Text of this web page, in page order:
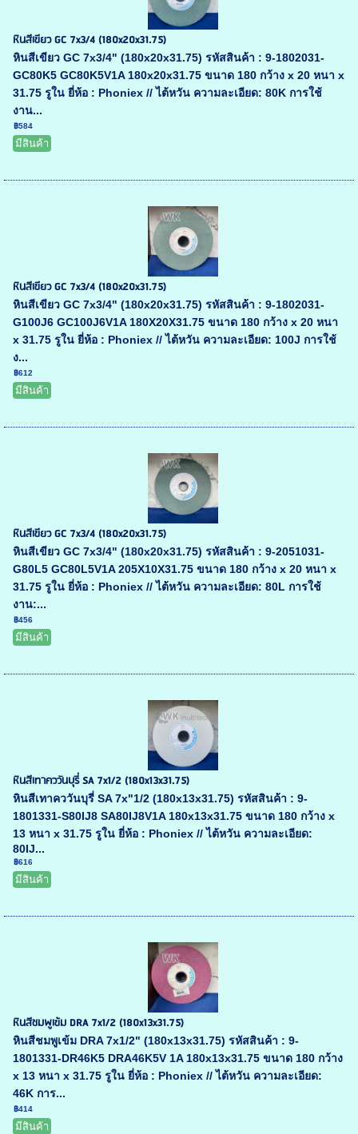
หินสีเขียว GC 7x3/4 (180x20x31.75)
หินสีเขียว GC 7x3/4" (180x20x31.75) รหัสสินค้า : 9-1802031-
GC80K5 GC80K5V1A 180x20x31.75 ขนาด 180 กว้าง x 20 หนา x
31.75 รูใน ยี่ห้อ : Phoniex // ไต้หวัน ความละเอียด: 80K การใช้
งาน...
฿584
มีสินค้า
หินสีเขียว GC 7x3/4 (180x20x31.75)
หินสีเขียว GC 7x3/4" (180x20x31.75) รหัสสินค้า : 9-1802031-
G100J6 GC100J6V1A 180X20X31.75 ขนาด 180 กว้าง x 20 หนา
x 31.75 รูใน ยี่ห้อ : Phoniex // ไต้หวัน ความละเอียด: 100J การใช้
ง...
฿612
มีสินค้า
หินสีเขียว GC 7x3/4 (180x20x31.75)
หินสีเขียว GC 7x3/4" (180x20x31.75) รหัสสินค้า : 9-2051031-
G80L5 GC80L5V1A 205X10X31.75 ขนาด 180 กว้าง x 20 หนา x
31.75 รูใน ยี่ห้อ : Phoniex // ไต้หวัน ความละเอียด: 80L การใช้
งาน:...
฿456
มีสินค้า
หินสีเทาคววันบุรี่ SA 7x1/2 (180x13x31.75)
หินสีเทาคววันบุรี่ SA 7x"1/2 (180x13x31.75) รหัสสินค้า : 9-
1801331-S80IJ8 SA80IJ8V1A 180x13x31.75 ขนาด 180 กว้าง x
13 หนา x 31.75 รูใน ยี่ห้อ : Phoniex // ไต้หวัน ความละเอียด:
80IJ...
฿616
มีสินค้า
หินสีชมพูเข้ม DRA 7x1/2 (180x13x31.75)
หินสีชมพูเข้ม DRA 7x1/2" (180x13x31.75) รหัสสินค้า : 9-
1801331-DR46K5 DRA46K5V 1A 180x13x31.75 ขนาด 180 กว้าง
x 13 หนา x 31.75 รูใน ยี่ห้อ : Phoniex // ไต้หวัน ความละเอียด:
46K การ...
฿414
มีสินค้า